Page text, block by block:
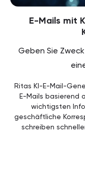
E-Mails mit
Geben Sie
Ritas KI-E-Mail-
E-Mails basierend
wichtigsten
geschäftliche
schreiben